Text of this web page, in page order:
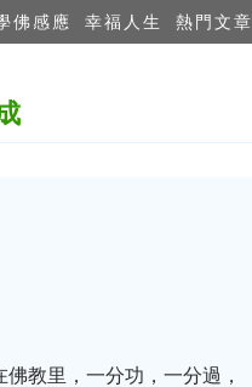
佛感應 幸福人生 熱門文章
教里，一分功，一分過，